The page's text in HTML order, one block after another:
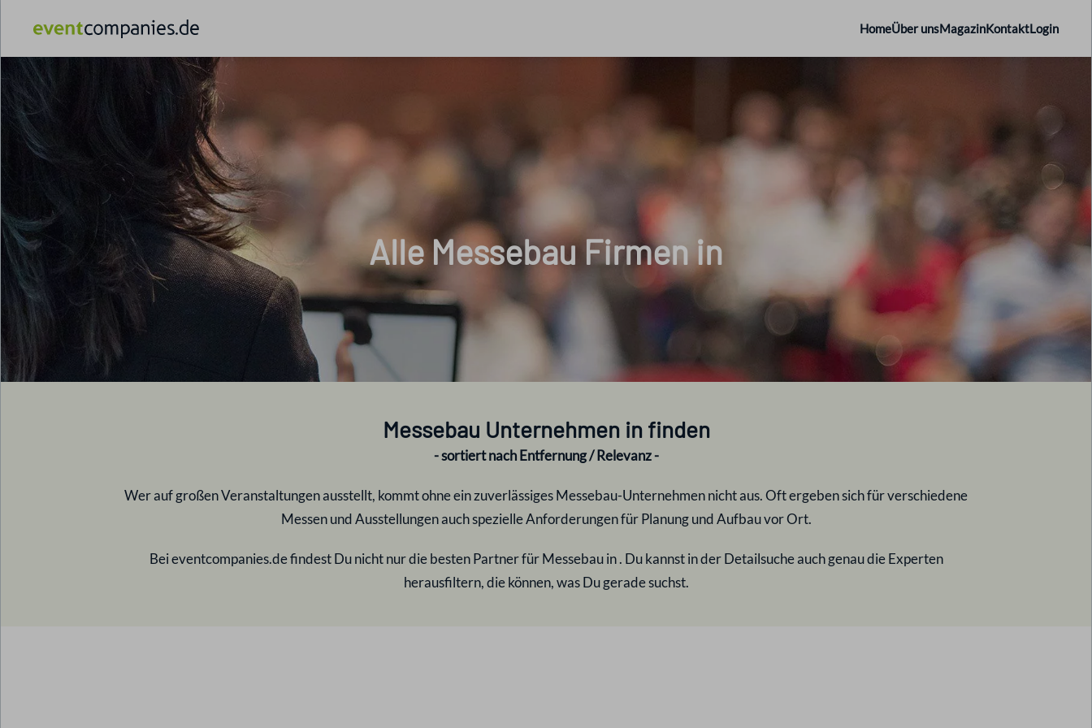
HomeÜber unsMagazinKontaktLogin
Alle Messebau Firmen in
Messebau Unternehmen in finden
- sortiert nach Entfernung / Relevanz -
Wer auf großen Veranstaltungen ausstellt, kommt ohne ein zuverlässiges Messebau-Unternehmen nicht aus. Oft ergeben sich für verschiedene
Messen und Ausstellungen auch spezielle Anforderungen für Planung und Aufbau vor Ort.
Bei eventcompanies.de findest Du nicht nur die besten Partner für Messebau in. Du kannst in der Detailsuche auch genau die Experten
herausfiltern, die können, was Du gerade suchst.